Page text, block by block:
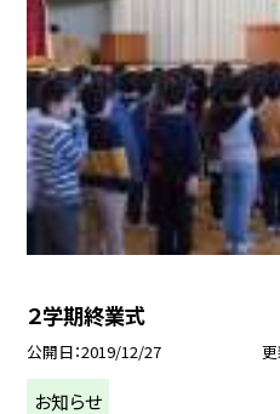
２学期終業式
公開日 2019/12/27
お知らせ